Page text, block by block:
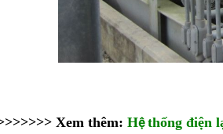
Xem thêm: Hệthống điện